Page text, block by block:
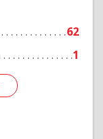
62
1
Подробнее